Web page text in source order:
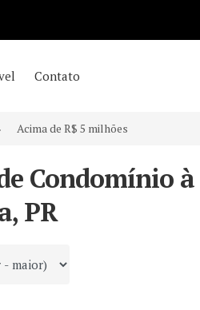
Contato
Acima de R$ 5 milhões
Condomínio
PR